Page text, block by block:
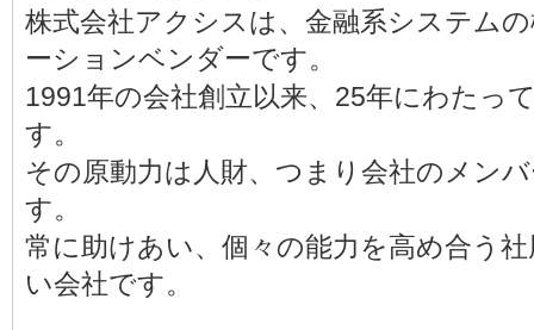
株式会社アクシスは、金融系システム
ーションベンダーです。
1991年の会社創立以来、25年にわたっ
す。
その原動力は人財、つまり会社のメン
す。
常に助けあい、個々の能力を高め合う
い会社です。